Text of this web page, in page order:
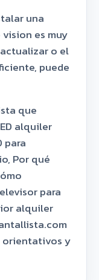
una
es muy
o el
puede
que
alquiler
para
Por qué
para
alquiler
orientativos y